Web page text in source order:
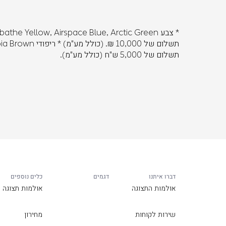
תשלום של 5,000 ש"ח (כולל מע"מ).
דברו איתנו
אולמות התצוגה
שירות לקוחות
דגמים כלים נוספים
אולמות תצוגה
מחירון